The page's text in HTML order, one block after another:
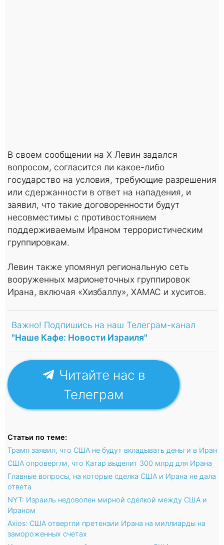
В своем сообщении на X Левин задался
вопросом, согласится ли какое-либо
государство на условия, требующие разрешения
или сдержанности в ответ на нападения, и
заявил, что такие договоренности будут
несовместимы с противостоянием
поддерживаемым Ираном террористическим
группировкам.
Левин также упомянул региональную сеть
вооруженных марионеточных группировок
Ирана, включая «Хизбаллу», ХАМАС и хуситов.
Важно! Подпишись на наш Телеграм-канал
"Наше Кафе: Новости Израиля"
Читайте нас в
Телеграм
Статьи по теме:
Трамп заявил, что США не будут вкладывать деньги в Иран
США опровергли, что Катар выделит 300 млрд для Ирана
Главные вопросы, на которые сделка США и Ирана не дала
ответа
NYT: Израиль недоволен мирной сделкой между США и
Ираном
Axios: США отвергли претензии Ирана на миллиарды на
замороженных счетах